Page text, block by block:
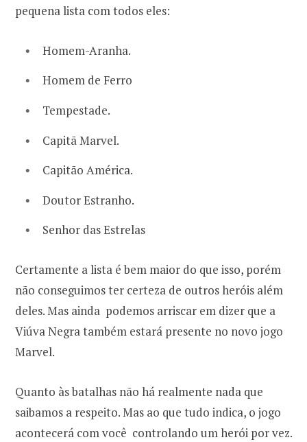
pequena lista com todos eles:
Homem-Aranha.
Homem de Ferro
Tempestade.
Capitã Marvel.
Capitão América.
Doutor Estranho.
Senhor das Estrelas
Certamente a lista é bem maior do que isso, porém
não conseguimos ter certeza de outros heróis além
deles. Mas ainda podemos arriscar em dizer que a
Viúva Negra também estará presente no novo jogo
Marvel.
Quanto às batalhas não há realmente nada que
saibamos a respeito. Mas ao que tudo indica, o jogo
acontecerá com você controlando um herói por vez.